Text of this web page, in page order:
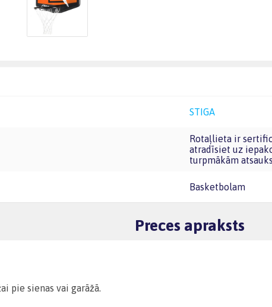
STIGA
Rotaļlieta ir sertificēta un atbilst Eiropas Savienības rotaļlietu prasībām. CE marķējumu
atradīsiet uz
turpmākām
Basketbolam
Preces apraksts
pie sienas vai garāžā.